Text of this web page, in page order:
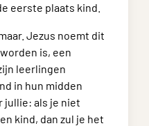
eerste plaats kind.
Jezus noemt dit
is, een
leerlingen
in hun midden
jullie: als je niet
kind, dan zul je het